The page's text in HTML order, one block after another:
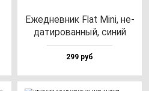
Ежед­нев­ник Flat Mini, не­
да­ти­ро­ван­ный, си­ний
299 руб